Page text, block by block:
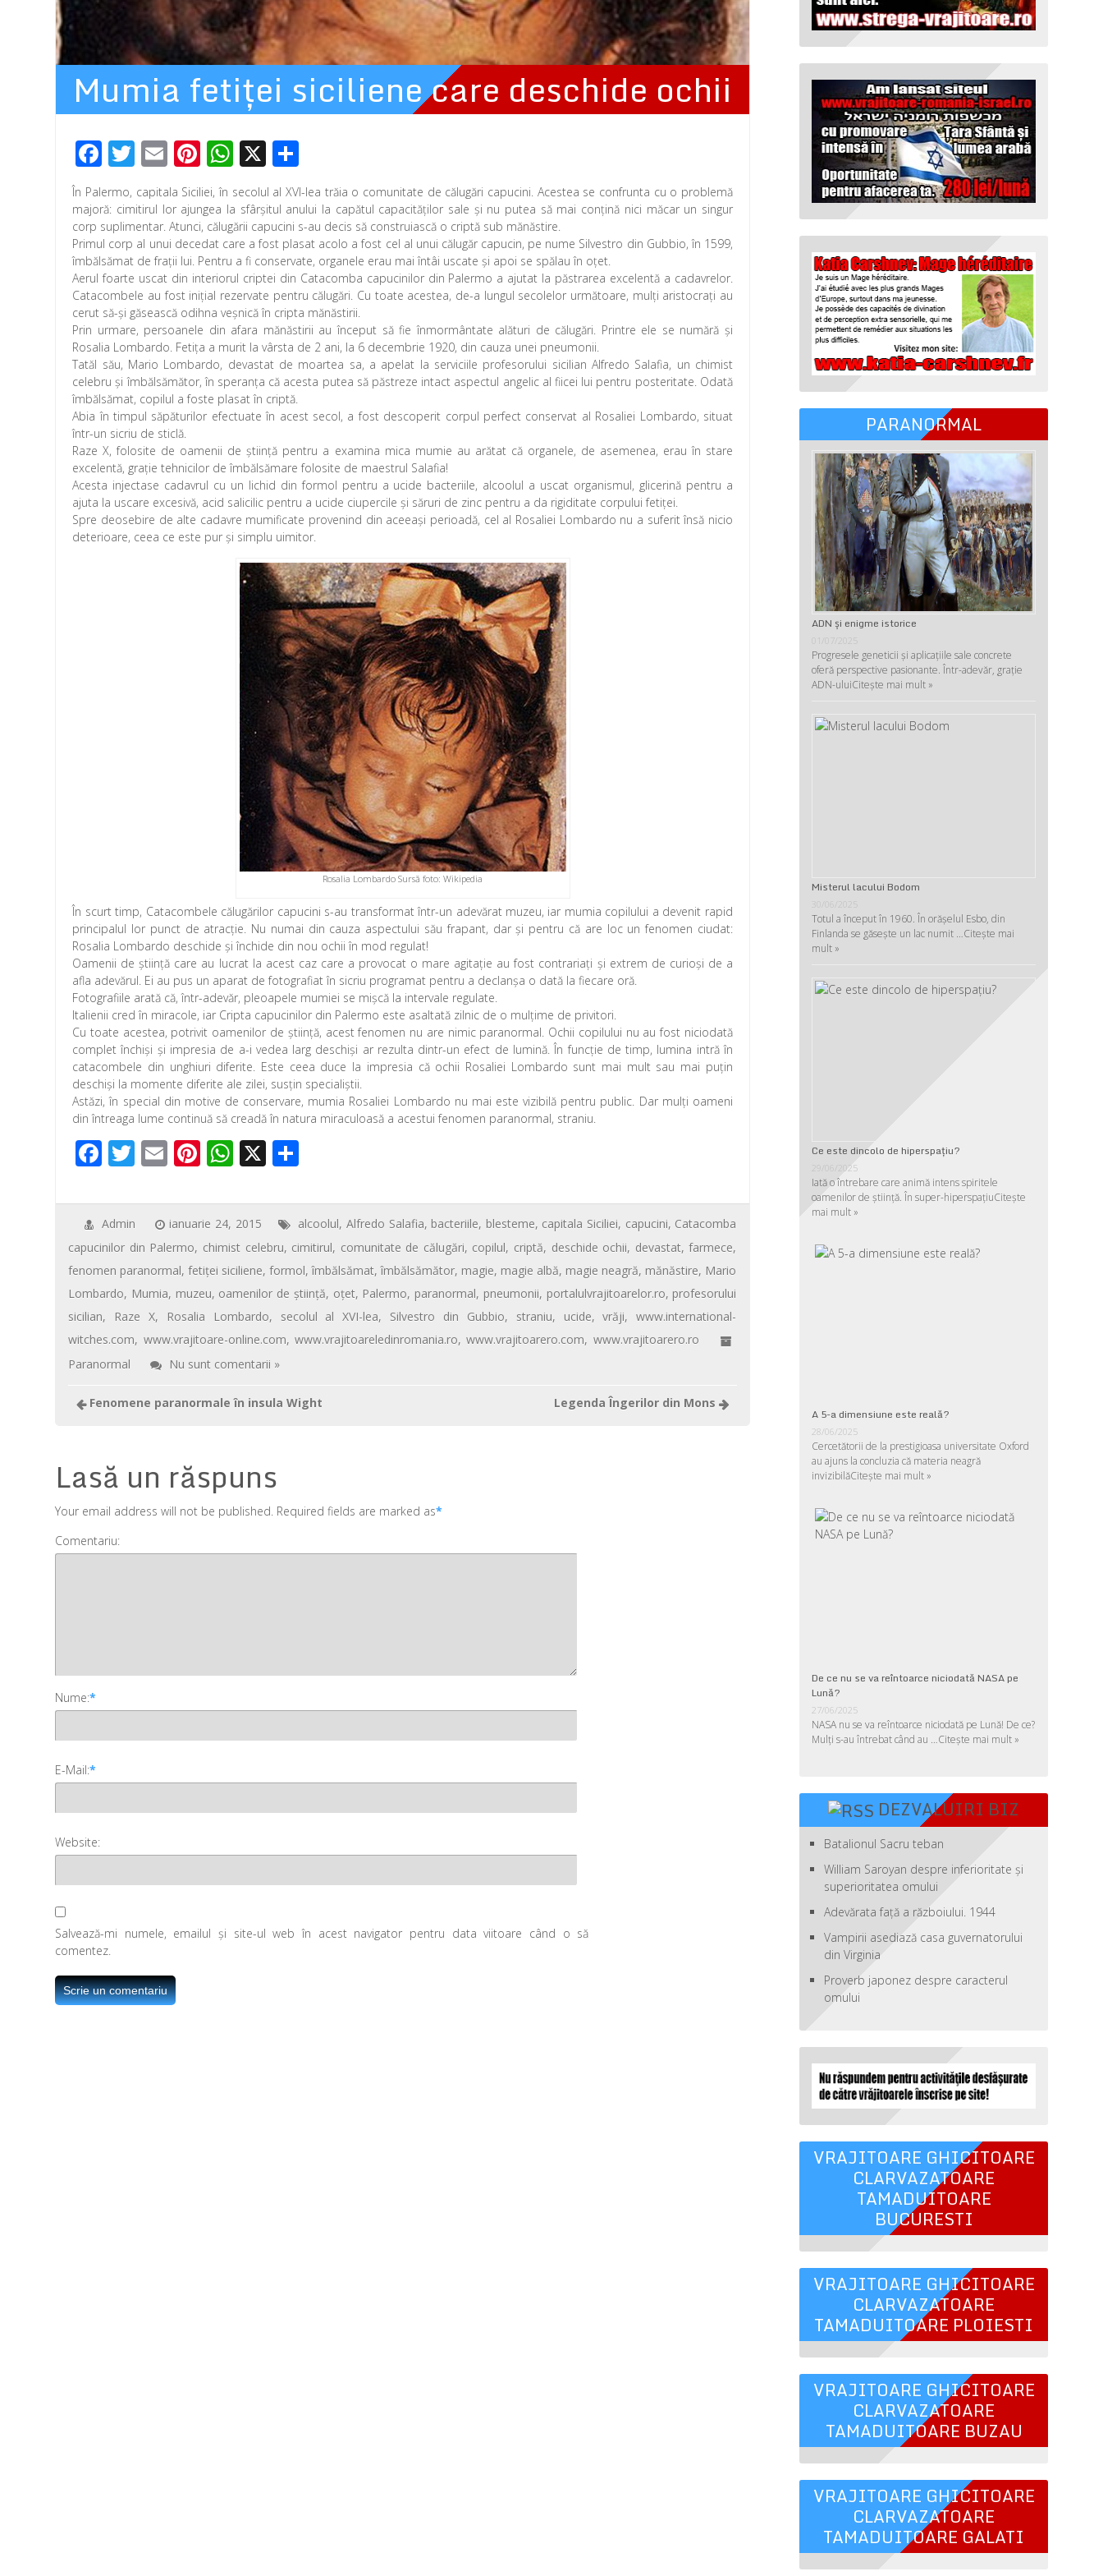
Mumia fetiţei siciliene care deschide ochii
F
e
b
o
o
k
T
wi
tt
er
E
m
ail
Pi
nt
er
e
st
W
at
s
A
p
p
X
ar
ta
je
az
ă
În Palermo, capitala Siciliei, în secolul al XVI-lea trăia o comunitate de călugări capucini. Acestea se confrunta cu o problemă
majoră: cimitirul lor ajungea la sfârșitul anului la capătul capacităților sale și nu putea să mai conțină nici măcar un singur
corp suplimentar. Atunci, călugării capucini s-au decis să construiască o criptă sub mănăstire.
Primul corp al unui decedat care a fost plasat acolo a fost cel al unui călugăr capucin, pe nume Silvestro din Gubbio, în 1599,
îmbălsămat de fraţii lui. Pentru a fi conservate, organele erau mai întâi uscate și apoi se spălau în oțet.
Aerul foarte uscat din interiorul criptei din Catacomba capucinilor din Palermo a ajutat la păstrarea excelentă a cadavrelor.
Catacombele au fost inițial rezervate pentru călugări. Cu toate acestea, de-a lungul secolelor următoare, mulţi aristocrați au
cerut să-şi găsească odihna veşnică în cripta mănăstirii.
Prin urmare, persoanele din afara mănăstirii au început să fie înmormântate alături de călugări. Printre ele se numără şi
Rosalia Lombardo. Fetiţa a murit la vârsta de 2 ani, la 6 decembrie 1920, din cauza unei pneumonii.
Tatăl său, Mario Lombardo, devastat de moartea sa, a apelat la serviciile profesorului sicilian Alfredo Salafia, un chimist
celebru și îmbălsămător, în speranța că acesta putea să păstreze intact aspectul angelic al fiicei lui pentru posteritate. Odată
îmbălsămat, copilul a foste plasat în criptă.
Abia în timpul săpăturilor efectuate în acest secol, a fost descoperit corpul perfect conservat al Rosaliei Lombardo, situat
într-un sicriu de sticlă.
Raze X, folosite de oamenii de ştiinţă pentru a examina mica mumie au arătat că organele, de asemenea, erau în stare
excelentă, graţie tehnicilor de îmbălsămare folosite de maestrul Salafia!
Acesta injectase cadavrul cu un lichid din formol pentru a ucide bacteriile, alcoolul a uscat organismul, glicerină pentru a
ajuta la uscare excesivă, acid salicilic pentru a ucide ciupercile şi săruri de zinc pentru a da rigiditate corpului fetiţei.
Spre deosebire de alte cadavre mumificate provenind din aceeaşi perioadă, cel al Rosaliei Lombardo nu a suferit însă nicio
deterioare, ceea ce este pur şi simplu uimitor.
Rosalia Lombardo Sursă foto: Wikipedia
În scurt timp, Catacombele călugărilor capucini s-au transformat într-un adevărat muzeu, iar mumia copilului a devenit rapid
principalul lor punct de atracţie. Nu numai din cauza aspectului său frapant, dar și pentru că are loc un fenomen ciudat:
Rosalia Lombardo deschide și închide din nou ochii în mod regulat!
Oamenii de știință care au lucrat la acest caz care a provocat o mare agitație au fost contrariaţi şi extrem de curioşi de a
afla adevărul. Ei au pus un aparat de fotografiat în sicriu programat pentru a declanșa o dată la fiecare oră.
Fotografiile arată că, într-adevăr, pleoapele mumiei se mişcă la intervale regulate.
Italienii cred în miracole, iar Cripta capucinilor din Palermo este asaltată zilnic de o mulțime de privitori.
Cu toate acestea, potrivit oamenilor de ştiinţă, acest fenomen nu are nimic paranormal. Ochii copilului nu au fost niciodată
complet închişi și impresia de a-i vedea larg deschişi ar rezulta dintr-un efect de lumină. În funcție de timp, lumina intră în
catacombele din unghiuri diferite. Este ceea duce la impresia că ochii Rosaliei Lombardo sunt mai mult sau mai puțin
deschişi la momente diferite ale zilei, susţin specialiştii.
Astăzi, în special din motive de conservare, mumia Rosaliei Lombardo nu mai este vizibilă pentru public. Dar mulți oameni
din întreaga lume continuă să creadă în natura miraculoasă a acestui fenomen paranormal, straniu.
F
e
b
o
o
k
T
tt
er
E
ail
Pi
er
e
st
W
at
s
A
p
p
X
ta
je
az
ă
Admin ianuarie 24, 2015 alcoolul, Alfredo Salafia, bacteriile, blesteme, capitala Siciliei, capucini, Catacomba
capucinilor din Palermo, chimist celebru, cimitirul, comunitate de călugări, copilul, criptă, deschide ochii, devastat,farmece,
fenomen paranormal,fetiţei siciliene,formol,îmbălsămat,îmbălsămător, magie, magie albă, magie neagră, mănăstire, Mario
Lombardo, Mumia, muzeu, oamenilor de ştiinţă, oțet, Palermo, paranormal, pneumonii, portalulvrajitoarelor.ro, profesorului
sicilian, Raze X, Rosalia Lombardo, secolul al XVI-lea, Silvestro din Gubbio, straniu, ucide,vrăji,www.international-
witches.com, www.vrajitoare-online.com,www.vrajitoareledinromania.ro,www.vrajitoarero.com, www.vrajitoarero.ro
Paranormal
Nu sunt comentarii »
Fenomene paranormale în insula Wight Legenda Îngerilor din Mons
Lasă un răspuns
Your email address will not be published. Required fields are marked as*
Comentariu:
Nume:*
E-Mail:*
Website:
Salvează-mi numele, emailul și site-ul web în acest navigator pentru data viitoare când o să
comentez.
PARANORMAL
ADN şi enigme istorice
01/07/2025
Progresele geneticii şi aplicaţiile sale concrete
oferă perspective pasionante. Într-adevăr, graţie
ADN-uluiCitește mai mult »
Misterul lacului Bodom
Totul a început în 1960. În orășelul Esbo, din
Finlanda se găsește un lac numit …Citește mai
mult »
Ce este dincolo de hiperspaţiu?
29/06/2025
Iată o întrebare care animă intens spiritele
oamenilor de ştiinţă. În super-hiperspaţiuCitește
mai mult »
A 5-a dimensiune este reală?
28/06/2025
Cercetătorii de la prestigioasa universitate Oxford
au ajuns la concluzia că materia neagră
invizibilăCitește mai mult »
De ce nu se va reîntoarce niciodată NASA pe
Lună?
27/06/2025
NASA nu se va reîntoarce niciodată pe Lună! De ce?
Mulţi s-au întrebat când au …Citește mai mult »
DEZVALUIRI BIZ
Batalionul Sacru teban
William Saroyan despre inferioritate şi
superioritatea omului
Adevărata față a războiului. 1944
Vampirii asediază casa guvernatorului
din Virginia
Proverb japonez despre caracterul
omului
VRAJITOARE GHICITOARE
CLARVAZATOARE
TAMADUITOARE
BUCURESTI
VRAJITOARE GHICITOARE
CLARVAZATOARE
TAMADUITOARE PLOIESTI
VRAJITOARE GHICITOARE
CLARVAZATOARE
TAMADUITOARE BUZAU
VRAJITOARE GHICITOARE
CLARVAZATOARE
TAMADUITOARE GALATI